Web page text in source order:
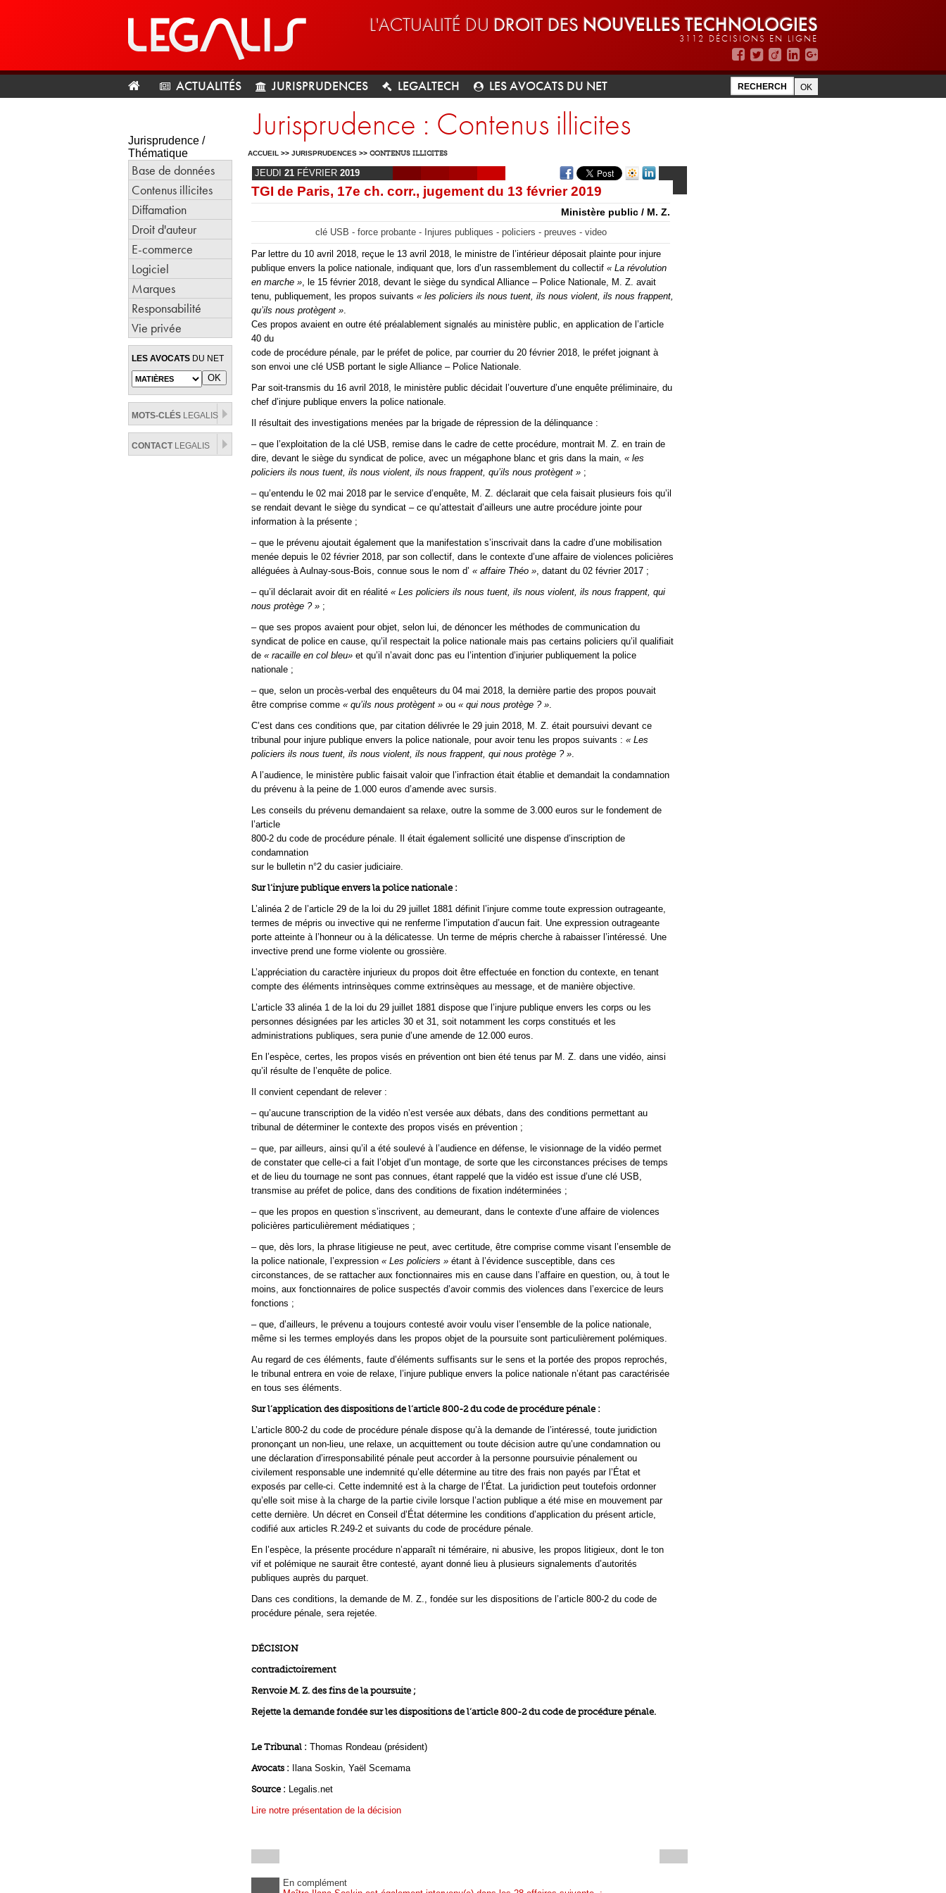
L'ACTUALITÉ DU DROIT DES NOUVELLES TECHNOLOGIES
3112 DÉCISIONS EN LIGNE
ACTUALITÉS JURISPRUDENCES LEGALTECH LES AVOCATS DU NET
Jurisprudence /
Thématique
Base de données
Contenus illicites
Diffamation
Droit d'auteur
E-commerce
Logiciel
Marques
Responsabilité
Vie privée
LES AVOCATS DU NET
MOTS-CLÉS LEGALIS
CONTACTLEGALIS
Jurisprudence : Contenus illicites
ACCUEIL >> JURISPRUDENCES >> CONTENUS ILLICITES
JEUDI 21 FÉVRIER 2019
TGI de Paris, 17e ch. corr., jugement du 13 février 2019
Ministère public / M. Z.
clé USB - force probante - Injures publiques - policiers - preuves - video
Par lettre du 10 avril 2018, reçue le 13 avril 2018, le ministre de l’intérieur déposait plainte pour injure
publique envers la police nationale, indiquant que, lors d’un rassemblement du collectif « La révolution
en marche », le 15 février 2018, devant le siège du syndical Alliance – Police Nationale, M. Z. avait
tenu, publiquement, les propos suivants « les policiers ils nous tuent, ils nous violent, ils nous frappent,
qu’ils nous protègent ».
Ces propos avaient en outre été préalablement signalés au ministère public, en application de l’article
40 du
code de procédure pénale, par le préfet de police, par courrier du 20 février 2018, le préfet joignant à
son envoi une clé USB portant le sigle Alliance – Police Nationale.
Par soit-transmis du 16 avril 2018, le ministère public décidait l’ouverture d’une enquête préliminaire, du
chef d’injure publique envers la police nationale.
Il résultait des investigations menées par la brigade de répression de la délinquance :
– que l’exploitation de la clé USB, remise dans le cadre de cette procédure, montrait M. Z. en train de
dire, devant le siège du syndicat de police, avec un mégaphone blanc et gris dans la main, « les
policiers ils nous tuent, ils nous violent, ils nous frappent, qu’ils nous protègent » ;
– qu’entendu le 02 mai 2018 par le service d’enquête, M. Z. déclarait que cela faisait plusieurs fois qu’il
se rendait devant le siège du syndicat – ce qu’attestait d’ailleurs une autre procédure jointe pour
information à la présente ;
– que le prévenu ajoutait également que la manifestation s’inscrivait dans la cadre d’une mobilisation
menée depuis le 02 février 2018, par son collectif, dans le contexte d’une affaire de violences policières
alléguées à Aulnay-sous-Bois, connue sous le nom d’ « affaire Théo », datant du 02 février 2017 ;
– qu’il déclarait avoir dit en réalité « Les policiers ils nous tuent, ils nous violent, ils nous frappent, qui
nous protège ? » ;
– que ses propos avaient pour objet, selon lui, de dénoncer les méthodes de communication du
syndicat de police en cause, qu’il respectait la police nationale mais pas certains policiers qu’il qualifiait
de « racaille en col bleu» et qu’il n’avait donc pas eu l’intention d’injurier publiquement la police
nationale ;
– que, selon un procès-verbal des enquêteurs du 04 mai 2018, la dernière partie des propos pouvait
être comprise comme « qu’ils nous protègent » ou « qui nous protège ? ».
C’est dans ces conditions que, par citation délivrée le 29 juin 2018, M. Z. était poursuivi devant ce
tribunal pour injure publique envers la police nationale, pour avoir tenu les propos suivants : « Les
policiers ils nous tuent, ils nous violent, ils nous frappent, qui nous protège ? ».
A l’audience, le ministère public faisait valoir que l’infraction était établie et demandait la condamnation
du prévenu à la peine de 1.000 euros d’amende avec sursis.
Les conseils du prévenu demandaient sa relaxe, outre la somme de 3.000 euros sur le fondement de
l’article
800-2 du code de procédure pénale. Il était également sollicité une dispense d’inscription de
condamnation
sur le bulletin n°2 du casier judiciaire.
Sur l’injure publique envers la police nationale :
L’alinéa 2 de l’article 29 de la loi du 29 juillet 1881 définit l’injure comme toute expression outrageante,
termes de mépris ou invective qui ne renferme l’imputation d’aucun fait. Une expression outrageante
porte atteinte à l’honneur ou à la délicatesse. Un terme de mépris cherche à rabaisser l’intéressé. Une
invective prend une forme violente ou grossière.
L’appréciation du caractère injurieux du propos doit être effectuée en fonction du contexte, en tenant
compte des éléments intrinsèques comme extrinsèques au message, et de manière objective.
L’article 33 alinéa 1 de la loi du 29 juillet 1881 dispose que l’injure publique envers les corps ou les
personnes désignées par les articles 30 et 31, soit notamment les corps constitués et les
administrations publiques, sera punie d’une amende de 12.000 euros.
En l’espèce, certes, les propos visés en prévention ont bien été tenus par M. Z. dans une vidéo, ainsi
qu’il résulte de l’enquête de police.
Il convient cependant de relever :
– qu’aucune transcription de la vidéo n’est versée aux débats, dans des conditions permettant au
tribunal de déterminer le contexte des propos visés en prévention ;
– que, par ailleurs, ainsi qu’il a été soulevé à l’audience en défense, le visionnage de la vidéo permet
de constater que celle-ci a fait l’objet d’un montage, de sorte que les circonstances précises de temps
et de lieu du tournage ne sont pas connues, étant rappelé que la vidéo est issue d’une clé USB,
transmise au préfet de police, dans des conditions de fixation indéterminées ;
– que les propos en question s’inscrivent, au demeurant, dans le contexte d’une affaire de violences
policières particulièrement médiatiques ;
– que, dès lors, la phrase litigieuse ne peut, avec certitude, être comprise comme visant l’ensemble de
la police nationale, l’expression « Les policiers » étant à l’évidence susceptible, dans ces
circonstances, de se rattacher aux fonctionnaires mis en cause dans l’affaire en question, ou, à tout le
moins, aux fonctionnaires de police suspectés d’avoir commis des violences dans l’exercice de leurs
fonctions ;
– que, d’ailleurs, le prévenu a toujours contesté avoir voulu viser l’ensemble de la police nationale,
même si les termes employés dans les propos objet de la poursuite sont particulièrement polémiques.
Au regard de ces éléments, faute d’éléments suffisants sur le sens et la portée des propos reprochés,
le tribunal entrera en voie de relaxe, l’injure publique envers la police nationale n’étant pas caractérisée
en tous ses éléments.
Sur l’application des dispositions de l’article 800-2 du code de procédure pénale :
L’article 800-2 du code de procédure pénale dispose qu’à la demande de l’intéressé, toute juridiction
prononçant un non-lieu, une relaxe, un acquittement ou toute décision autre qu’une condamnation ou
une déclaration d’irresponsabilité pénale peut accorder à la personne poursuivie pénalement ou
civilement responsable une indemnité qu’elle détermine au titre des frais non payés par l’État et
exposés par celle-ci. Cette indemnité est à la charge de l’État. La juridiction peut toutefois ordonner
qu’elle soit mise à la charge de la partie civile lorsque l’action publique a été mise en mouvement par
cette dernière. Un décret en Conseil d’État détermine les conditions d’application du présent article,
codifié aux articles R.249-2 et suivants du code de procédure pénale.
En l’espèce, la présente procédure n’apparaît ni téméraire, ni abusive, les propos litigieux, dont le ton
vif et polémique ne saurait être contesté, ayant donné lieu à plusieurs signalements d’autorités
publiques auprès du parquet.
Dans ces conditions, la demande de M. Z., fondée sur les dispositions de l’article 800-2 du code de
procédure pénale, sera rejetée.
DÉCISION
contradictoirement
Renvoie M. Z. des fins de la poursuite ;
Rejette la demande fondée sur les dispositions de l’article 800-2 du code de procédure pénale.
Le Tribunal : Thomas Rondeau (président)
Avocats : Ilana Soskin, Yaël Scemama
Source : Legalis.net
Lire notre présentation de la décision
En complément